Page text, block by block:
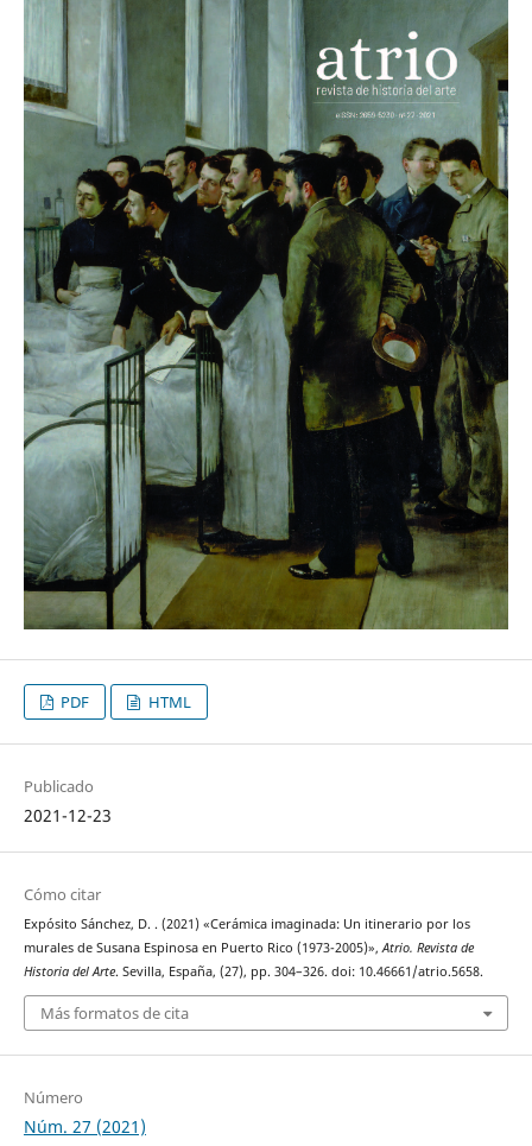
PDF HTML
Publicado
2021-12-23
Cómo citar
Expósito Sánchez, D. . (2021) «Cerámica imaginada: Un itinerario por los
murales de Susana Espinosa en Puerto Rico (1973-2005)»,Atrio. Revista de
Historia del Arte. Sevilla, España, (27), pp. 304–326. doi: 10.46661/atrio.5658.
Más formatos de cita
Número
Núm. 27 (2021)